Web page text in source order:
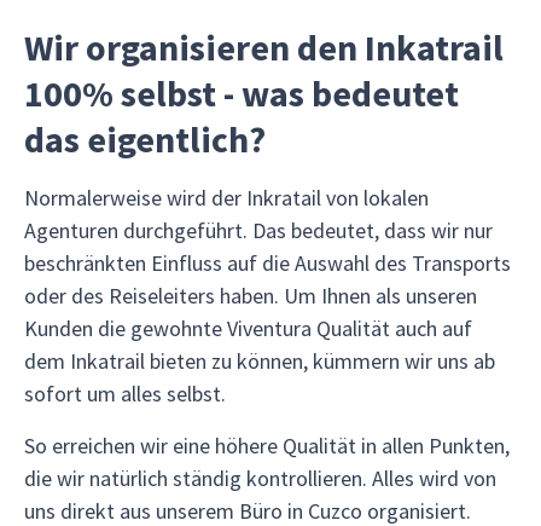
Wir organisieren den Inkatrail
100% selbst - was bedeutet
das eigentlich?
Normalerweise wird der Inkratail von lokalen
Agenturen durchgeführt. Das bedeutet, dass wir nur
beschränkten Einfluss auf die Auswahl des Transports
oder des Reiseleiters haben. Um Ihnen als unseren
Kunden die gewohnte Viventura Qualität auch auf
dem Inkatrail bieten zu können, kümmern wir uns ab
sofort um alles selbst.
So erreichen wir eine höhere Qualität in allen Punkten,
die wir natürlich ständig kontrollieren. Alles wird von
uns direkt aus unserem Büro in Cuzco organisiert.